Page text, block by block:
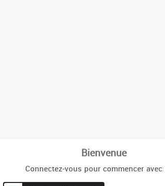
Bienvenue
Connectez-vous pour commencer